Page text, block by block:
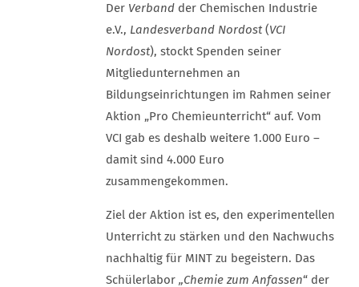
Der Verband der Chemischen Industrie
e.V., Landesverband Nordost (VCI
Nordost), stockt Spenden seiner
Mitgliedunternehmen an
Bildungseinrichtungen im Rahmen seiner
Aktion „Pro Chemieunterricht“ auf. Vom
VCI gab es deshalb weitere 1.000 Euro –
damit sind 4.000 Euro
zusammengekommen.
Ziel der Aktion ist es, den experimentellen
Unterricht zu stärken und den Nachwuchs
nachhaltig für MINT zu begeistern. Das
Schülerlabor „Chemie zum Anfassen“ der